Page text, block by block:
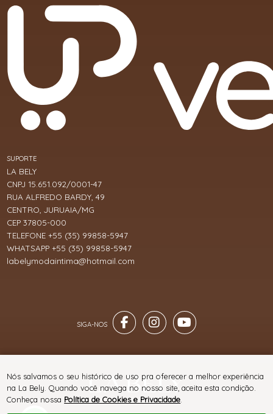
SUPORTE
LA BELY
CNPJ 15.651.092/0001-47
RUA ALFREDO BARDY, 49
CENTRO, JURUAIA/MG
CEP 37805-000
TELEFONE +55 (35) 99858-5947
WHATSAPP +55 (35) 99858-5947
labelymodaintima@hotmail.com
Nós salvamos o seu histórico de uso pra oferecer a melhor experiência
na La Bely. Quando você navega no nosso site, aceita esta condição.
Conheça nossa Política de Cookies e Privacidade